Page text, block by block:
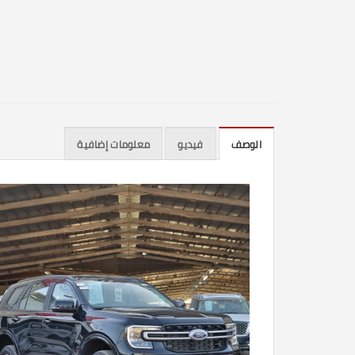
الوصف فيديو معلومات إضافية